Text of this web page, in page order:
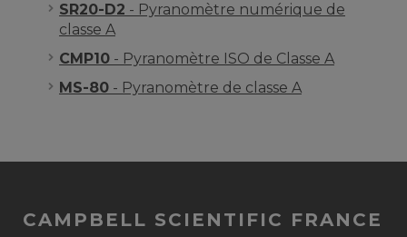
SR20-D2 - Pyranomètre numérique de
classe A
CMP10 - Pyranomètre ISO de Classe A
MS-80 - Pyranomètre de classe A
CAMPBELL SCIENTIFIC FRANCE